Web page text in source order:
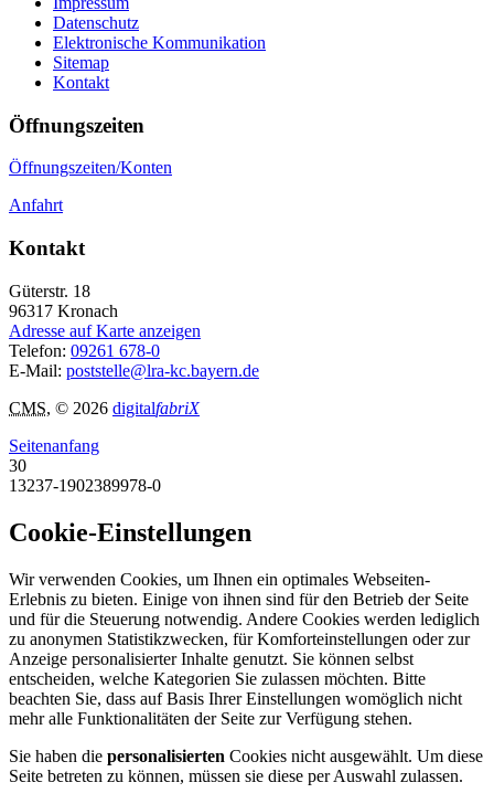
Datenschutz
Elektronische Kommunikation
Sitemap
Kontakt
Öffnungszeiten
Öffnungszeiten/Konten
Anfahrt
Kontakt
Güterstr. 18
96317 Kronach
Adresse auf Karte anzeigen
Telefon: 09261 678-0
E-Mail: poststelle@lra-kc.bayern.de
CMS, © 2026 digitalfabriX
Seitenanfang
30
13237-1902389978-0
Cookie-Einstellungen
Wir verwenden Cookies, um Ihnen ein optimales Webseiten-
Erlebnis zu bieten. Einige von ihnen sind für den Betrieb der Seite
und für die Steuerung notwendig. Andere Cookies werden lediglich
zu anonymen Statistikzwecken, für Komforteinstellungen oder zur
Anzeige personalisierter Inhalte genutzt. Sie können selbst
entscheiden, welche Kategorien Sie zulassen möchten. Bitte
beachten Sie, dass auf Basis Ihrer Einstellungen womöglich nicht
mehr alle Funktionalitäten der Seite zur Verfügung stehen.
Sie haben die personalisierten Cookies nicht ausgewählt. Um diese
Seite betreten zu können, müssen sie diese per Auswahl zulassen.